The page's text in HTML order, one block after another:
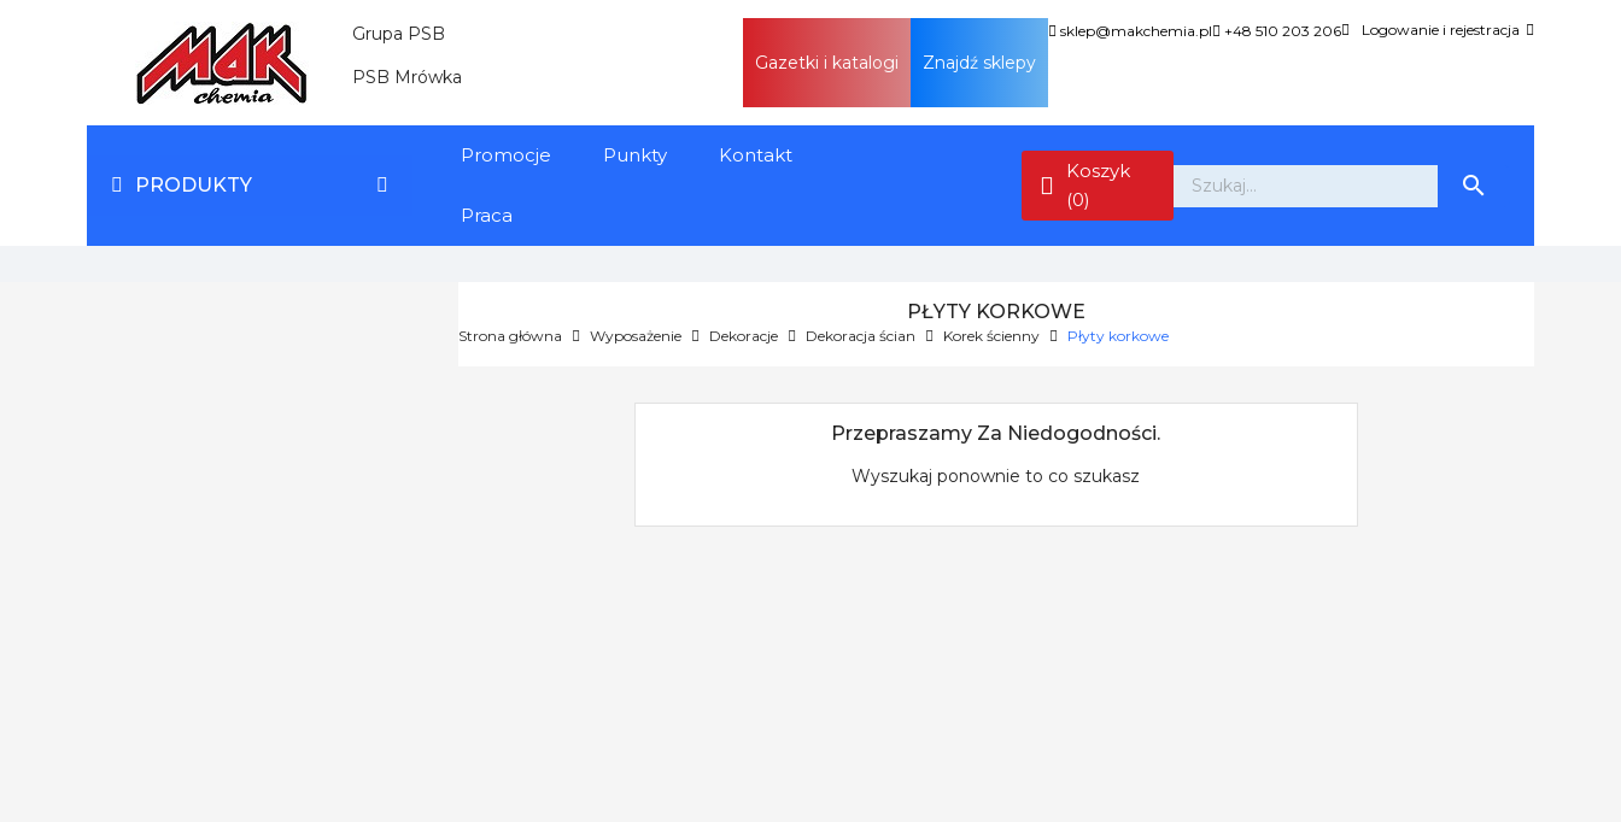
Grupa PSB
PSB Mrówka
Gazetki i katalogi Znajdź sklepy
sklep@makchemia.pl +48 510 203 206 Logowanie i rejestracja
PRODUKTY
Promocje Punkty Kontakt
Praca
Koszyk
(0)

PŁYTY KORKOWE
Strona główna Wyposażenie Dekoracje Dekoracja ścian Korek ścienny Płyty korkowe
Przepraszamy Za Niedogodności.
Wyszukaj ponownie to co szukasz